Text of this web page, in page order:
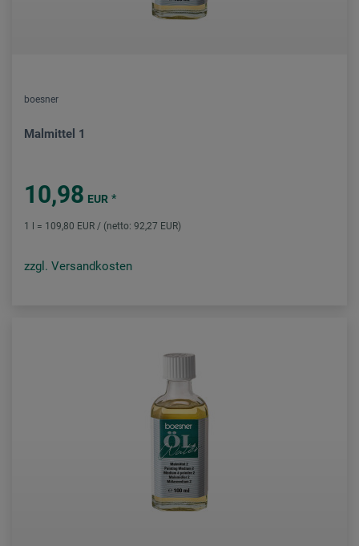
boesner
Malmittel 1
10,98 EUR *
1 l = 109,80 EUR / (netto: 92,27 EUR)
zzgl. Versandkosten